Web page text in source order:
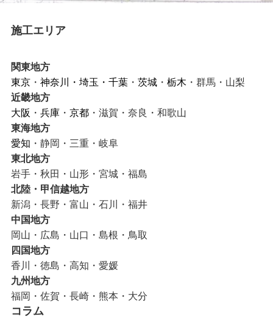
施工エリア
関東地方
東京・ 神奈川 ・ 埼玉 ・ 千葉・ 茨城・ 栃木 ・群馬・山梨
近畿地方
大阪 ・ 兵庫・ 京都・滋賀・奈良・和歌山
東海地方
愛知 ・静岡・三重・岐阜
東北地方
岩手・秋田・山形・宮城・福島
北陸・甲信越地方
新潟・長野・富山・石川・福井
中国地方
岡山・広島・山口・島根・鳥取
四国地方
香川・徳島・高知・愛媛
九州地方
福岡・佐賀・長崎・熊本・大分
コラム